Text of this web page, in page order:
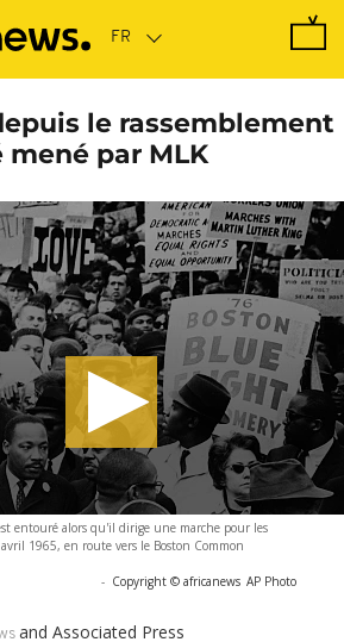
le rassemblement
par MLK
entouré alors qu'il dirige une marche pour les
1965, en route vers le Boston Common
- Copyright © africanews AP Photo
and Associated Press